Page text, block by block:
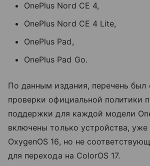
OnePlus Nord CE 4,
OnePlus Nord CE 4 Lite,
OnePlus Pad,
OnePlus Pad Go.
По данным издания, перечень был
проверки официальной политики
поддержки для каждой модели
включены только устройства,
OxygenOS 16, но не
для перехода на ColorOS 17.